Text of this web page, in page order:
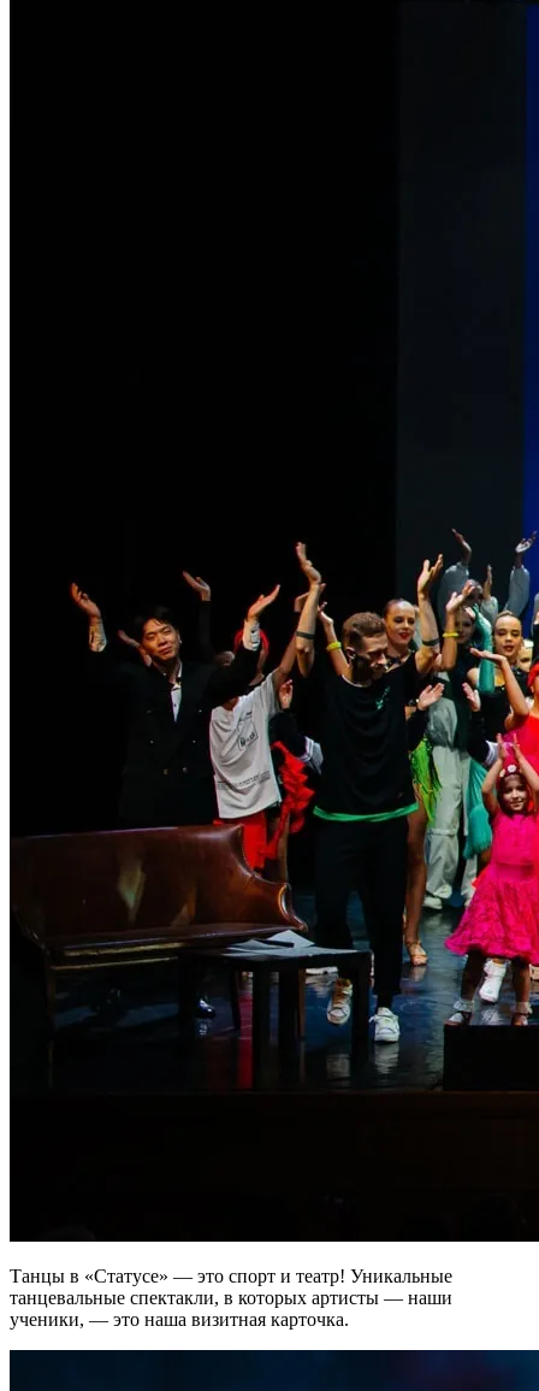
Танцы в «Статусе» — это спорт и театр! Уникальные
танцевальные спектакли, в которых артисты — наши
ученики, — это наша визитная карточка.